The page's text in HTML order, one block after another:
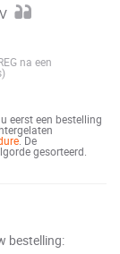
na een
eerst een bestelling
. De
gesorteerd.
bestelling: